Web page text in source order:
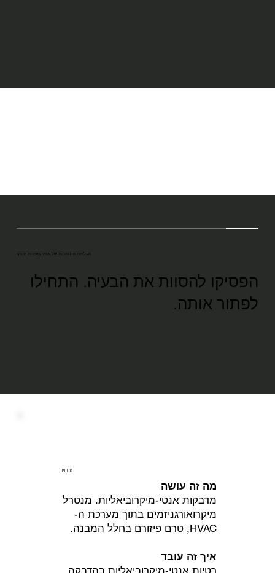
העלויות הנסתרות של אוויר באיכות ירודה
הפסיקו להסוות את הבעיה. התחילו
לפתור אותה.
IN-EX
מה זה עושה
מדבקות אנטי-מיקרוביאליות. מנטרל
מיקרואורגניזמים בתוך מערכת ה-
HVAC, טרם פיזורם בחלל המבנה.
איך זה עובד